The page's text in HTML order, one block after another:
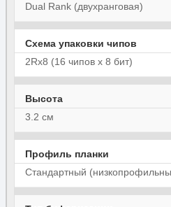
Dual Rank (двухранговая)
Схема упаковки чипов
2Rx8 (16 чипов x 8 бит)
Высота
3.2 см
Профиль планки
Стандартный